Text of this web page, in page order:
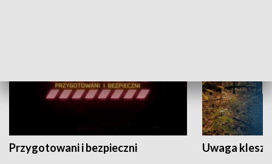
Przygotowani i bezpieczni Uwaga